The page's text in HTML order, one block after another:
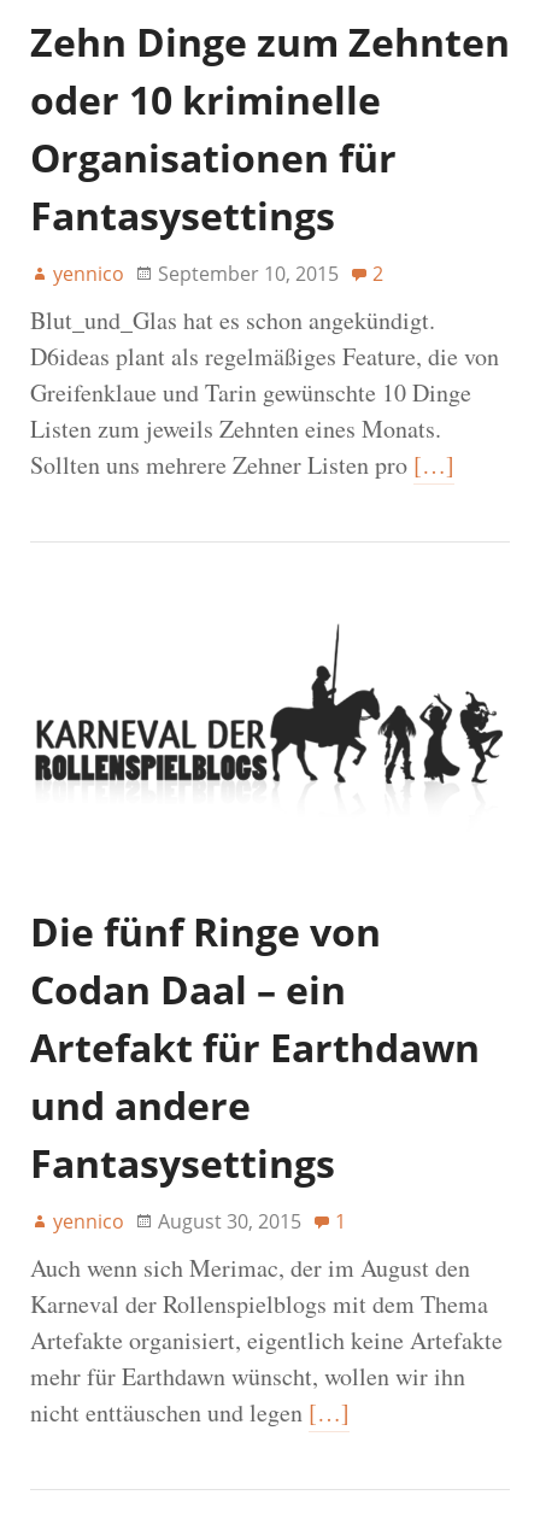
Zehn Dinge zum Zehnten
oder 10 kriminelle
Organisationen für
Fantasysettings
yennico September 10, 2015 2
Blut_und_Glas hat es schon angekündigt.
D6ideas plant als regelmäßiges Feature, die von
Greifenklaue und Tarin gewünschte 10 Dinge
Listen zum jeweils Zehnten eines Monats.
Sollten uns mehrere Zehner Listen pro […]
Die fünf Ringe von
Codan Daal – ein
Artefakt für Earthdawn
und andere
Fantasysettings
yennico August 30, 2015 1
Auch wenn sich Merimac, der im August den
Karneval der Rollenspielblogs mit dem Thema
Artefakte organisiert, eigentlich keine Artefakte
mehr für Earthdawn wünscht, wollen wir ihn
nicht enttäuschen und legen […]